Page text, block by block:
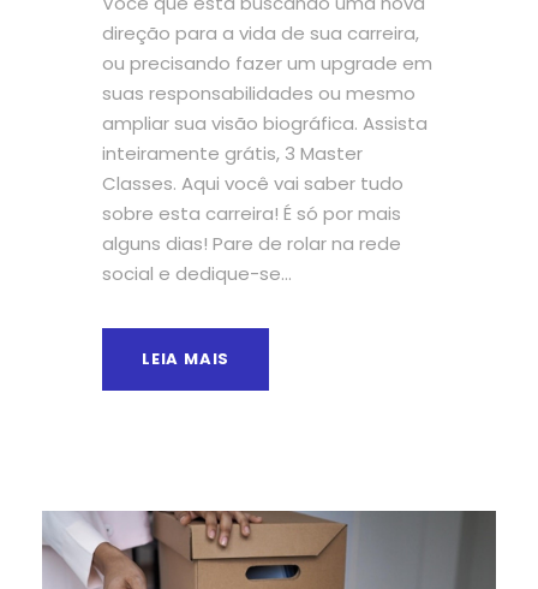
direção para a vida de sua carreira,
ou precisando fazer um upgrade em
suas responsabilidades ou mesmo
ampliar sua visão biográfica. Assista
inteiramente grátis, 3 Master
Classes. Aqui você vai saber tudo
sobre esta carreira! É só por mais
alguns dias! Pare de rolar na rede
social e dedique-se...
LEIA MAIS